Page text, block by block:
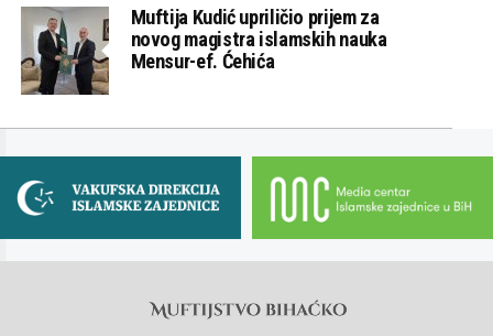
Muftija Kudić upriličio prijem za
novog magistra islamskih nauka
Mensur-ef. Ćehića